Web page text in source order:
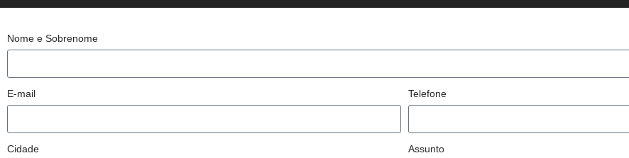
Nome e Sobrenome
E-mail Telefone
Cidade Assunto